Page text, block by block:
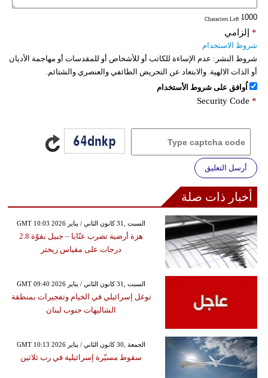
: Characters Left
إلزامي *
شروط الاستخدام
شروط النشر: عدم الإساءة للكاتب أو للأشخاص أو للمقدسات أو مهاجمة الأديان
أو الذات الالهية. والابتعاد عن التحريض الطائفي والعنصري والشتائم.
اُوافق على شروط الأستخدام
Security Code *
أرسل التعليق
أخبار ذات صلة
GMT 10:03 2026 السبت ,31 كانون الثاني / يناير
هزة أرضية تضرب عنّايا – جبيل بقوّة 2.8
درجات على مقياس ريختر
GMT 09:40 2026 السبت ,31 كانون الثاني / يناير
توغل إسرائيلي في الخيام وتفجيرات بمنطقة
الشاليهات جنوب لبنان
GMT 10:13 2026 الجمعة ,30 كانون الثاني / يناير
سقوط مسيّرة إسرائيلية في رب ثلاثين